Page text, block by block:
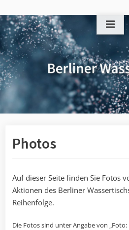
to
content
Photos
Auf dieser Seite finden Sie Fotos
Aktionen des Berliner
Reihenfolge.
Die Fotos sind unter Angabe von